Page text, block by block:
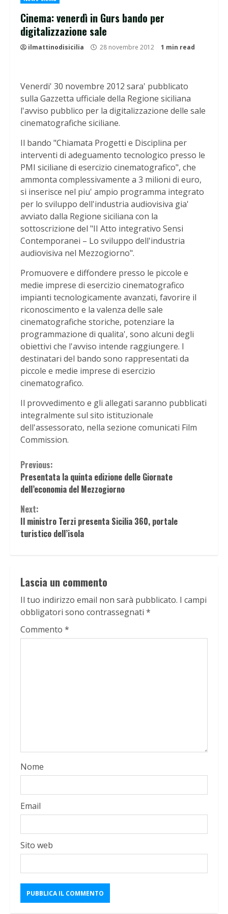
Cinema: venerdì in Gurs bando per
digitalizzazione sale
ilmattinodisicilia 28 novembre 2012 1 min read
Venerdi' 30 novembre 2012 sara' pubblicato
sulla Gazzetta ufficiale della Regione siciliana
l'avviso pubblico per la digitalizzazione delle sale
cinematografiche siciliane.
Il bando "Chiamata Progetti e Disciplina per
interventi di adeguamento tecnologico presso le
PMI siciliane di esercizio cinematografico", che
ammonta complessivamente a 3 milioni di euro,
si inserisce nel piu' ampio programma integrato
per lo sviluppo dell'industria audiovisiva gia'
avviato dalla Regione siciliana con la
sottoscrizione del "II Atto integrativo Sensi
Contemporanei – Lo sviluppo dell'industria
audiovisiva nel Mezzogiorno".
Promuovere e diffondere presso le piccole e
medie imprese di esercizio cinematografico
impianti tecnologicamente avanzati, favorire il
riconoscimento e la valenza delle sale
cinematografiche storiche, potenziare la
programmazione di qualita', sono alcuni degli
obiettivi che l'avviso intende raggiungere. I
destinatari del bando sono rappresentati da
piccole e medie imprese di esercizio
cinematografico.
Il provvedimento e gli allegati saranno pubblicati
integralmente sul sito istituzionale
dell'assessorato, nella sezione comunicati Film
Commission.
Continue
Reading
Previous:
Presentata la quinta edizione delle Giornate
dell’economia del Mezzogiorno
Next:
Il ministro Terzi presenta Sicilia 360, portale
turistico dell’isola
Lascia un commento
Il tuo indirizzo email non sarà pubblicato. I campi
obbligatori sono contrassegnati *
Commento *
Nome
Email
Sito web